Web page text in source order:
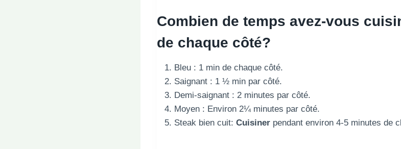
Combien de temps avez-vous
de chaque côté?
Bleu : 1 min de chaque côté.
Saignant : 1 ½ min par côté.
Demi-saignant : 2 minutes par côté.
Moyen : Environ 2¼ minutes par côté.
Steak bien cuit: Cuisiner pendant environ 4-5 minutes de